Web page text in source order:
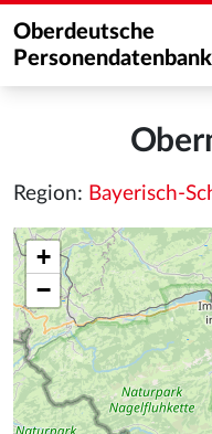
Oberdeutsche
Personendatenbank
Region: Bayerisch-
+
−